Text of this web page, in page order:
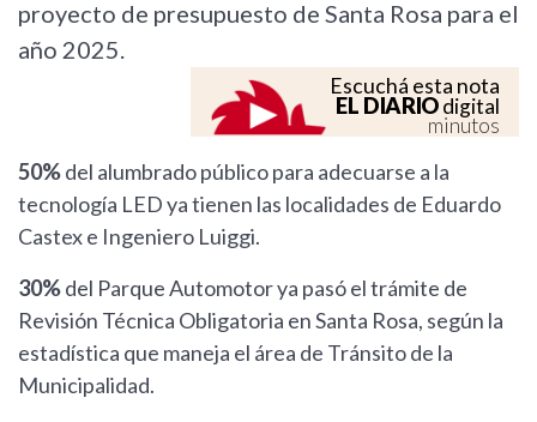
proyecto de presupuesto de Santa Rosa para el
año 2025.
Escuchá esta nota
EL DIARIOdigital
minutos
50%del alumbrado público para adecuarse a la
tecnología LED ya tienen las localidades de Eduardo
Castex e Ingeniero Luiggi.
30%del Parque Automotor ya pasó el trámite de
Revisión Técnica Obligatoria en Santa Rosa, según la
estadística que maneja el área de Tránsito de la
Municipalidad.